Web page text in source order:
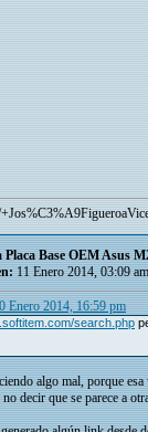
Base OEM Asus
11 Enero 2014, 03:09
Enero 2014, 16:59 pm
search.php
algo mal, porque
decir que se parece a